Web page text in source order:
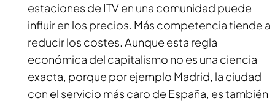
estaciones de ITV en una comunidad puede
influir en los precios. Más competencia tiende a
reducir los costes. Aunque esta regla
económica del capitalismo no es una ciencia
exacta, porque por ejemplo Madrid, la ciudad
con el servicio más caro de España, es también